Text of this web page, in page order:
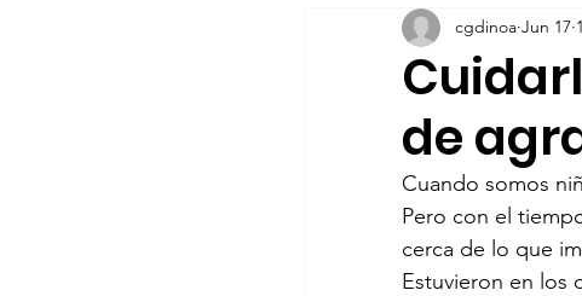
de
cgdinoa Jun 17
Cuando somos
Pero con el
cerca de lo que
Estuvieron en los